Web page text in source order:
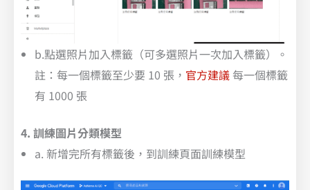
b.點選照片加入標籤（可多選照片一次加入標籤）。
註：每一個標籤至少要 10 張， 官方建議 每一個標籤
有 1000 張
4. 訓練圖片分類模型
a. 新增完所有標籤後，到訓練頁面訓練模型